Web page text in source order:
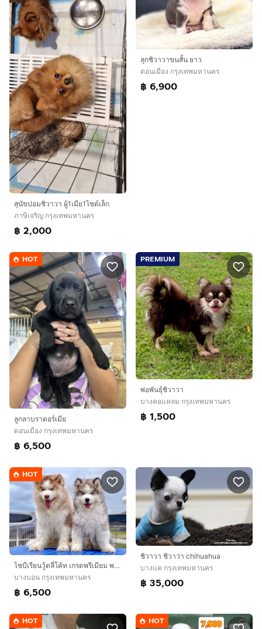
สุนัขปอมชิวาวา ผู้1เมีย1ไซด์เล็ก
ภาษีเจริญ กรุงเทพมหานคร
฿ 2,000
ลุกชิวาวาขนสั้น ยาว
ดอนเมือง กรุงเทพมหานคร
฿ 6,900
HOT
ลูกลาบราดอร์เมีย
ดอนเมือง กรุงเทพมหานคร
฿ 6,500
PREMIUM
พ่อพันธุ์ชิวาวา
บางคอแหลม กรุงเทพมหานคร
฿ 1,500
HOT
ไซบีเรียนวู้ดลี่โค้ท เกรดพรีเมียม พร้อมใบ
บางบอน กรุงเทพมหานคร
฿ 6,500
ชิวาวา ชิวาว่า chihuahua
บางแค กรุงเทพมหานคร
฿ 35,000
HOT HOT